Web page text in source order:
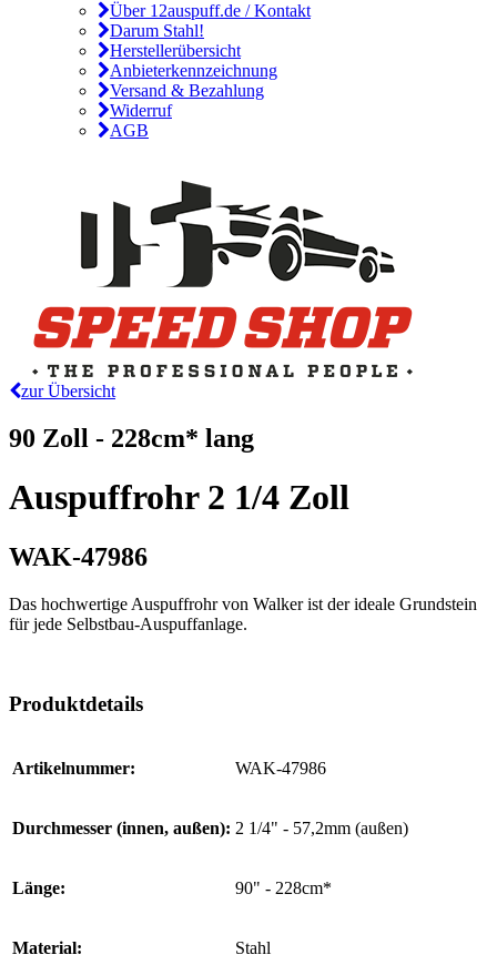
Über 12auspuff.de / Kontakt
Darum Stahl!
Herstellerübersicht
Anbieterkennzeichnung
Versand & Bezahlung
Widerruf
AGB
zur Übersicht
90 Zoll - 228cm* lang
Auspuffrohr 2 1/4 Zoll
WAK-47986
Das hochwertige Auspuffrohr von Walker ist der ideale Grundstein
für jede Selbstbau-Auspuffanlage.
Produktdetails
Artikelnummer: WAK-47986
Durchmesser (innen, außen): 2 1/4" - 57,2mm (außen)
Länge: 90" - 228cm*
Material: Stahl